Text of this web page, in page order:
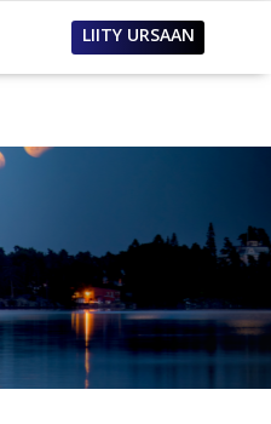
LIITY URSAAN